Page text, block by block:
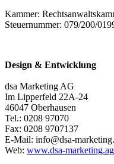
Kammer:
Steuernummer: 079/200/
Design & Entwicklung
dsa Marketing AG
Im Lipperfeld 22A-24
46047 Oberhausen
Tel.: 0208 97070
Fax: 0208 9707137
E-Mail: info@dsa-
Web: www.dsa-marketing.ag